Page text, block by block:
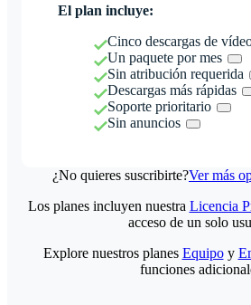
El plan incluye:
Cinco descargas de
Un paquete por mes
Sin atribución requerida
Descargas más rápidas
Soporte prioritario
Sin anuncios
¿No quieres suscribirte?Ver más
Los planes incluyen nuestra Licencia
acceso de un solo
Explore nuestros planes Equipoy
funciones